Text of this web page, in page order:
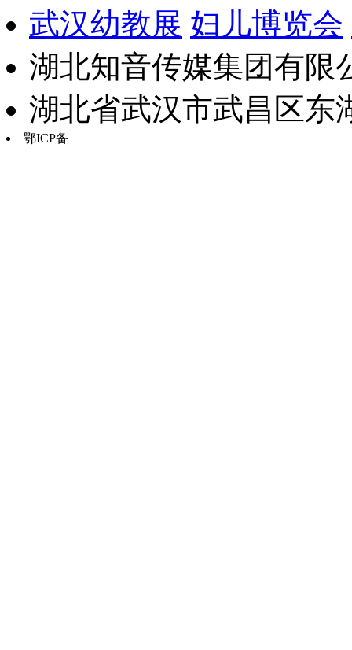
武汉幼教展 妇儿博览会
湖北知音传媒集团有限
湖北省武汉市武昌区东
鄂ICP备